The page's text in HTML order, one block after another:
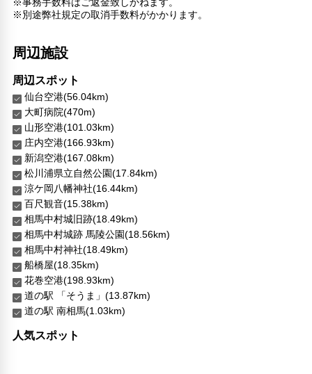
※事務手数料はご返金致しかねます。
※別途弊社規定の取消手数料がかかります。
周辺施設
周辺スポット
仙台空港(56.04km)
大町病院(470m)
山形空港(101.03km)
庄内空港(166.93km)
新潟空港(167.08km)
松川浦県立自然公園(17.84km)
涼ケ岡八幡神社(16.44km)
百尺観音(15.38km)
相馬中村城旧跡(18.49km)
相馬中村城跡 馬陵公園(18.56km)
相馬中村神社(18.49km)
船橋屋(18.35km)
花巻空港(198.93km)
道の駅 「そうま」(13.87km)
道の駅 南相馬(1.03km)
人気スポット